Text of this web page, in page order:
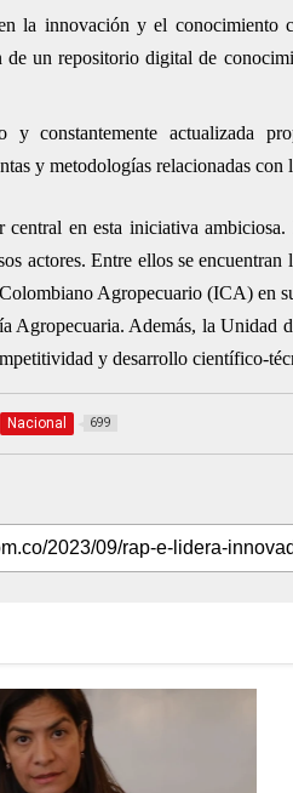
la innovación y el conocimiento
de un repositorio digital de
y constantemente actualizada
y metodologías relacionadas
en esta iniciativa
actores. Entre ellos se
Agropecuario (ICA) en
Agropecuaria. Además, la Unidad
y desarrollo científico-
Nacional 699